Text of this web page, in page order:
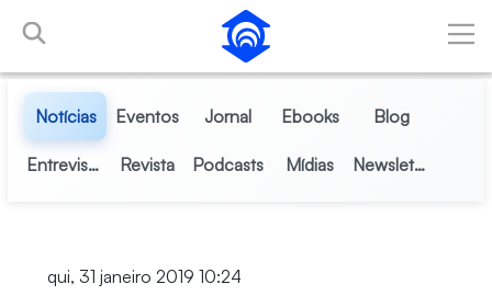
Pular para o Conteúdo principal
Notícias Eventos Jornal Ebooks Blog
Entrevistas Revista Podcasts Mídias Newsletter
qui, 31 janeiro 2019 10:24